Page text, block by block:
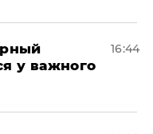
у важного
16:44